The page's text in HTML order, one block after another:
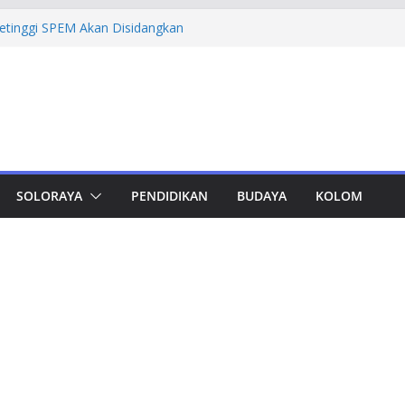
SPEM Akan Disidangkan
Jateng Pastikan Tak Ada Kendala
Tampung 2.692 Siswa, Taj Yasin:
Cadangan Rp1,2 Triliun untuk Pilgub
Mulai 2027
SOLORAYA PENDIDIKAN BUDAYA KOLOM